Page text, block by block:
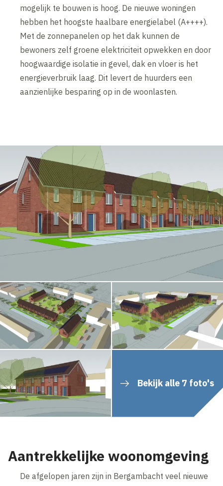
mogelijk te bouwen is hoog. De nieuwe woningen
hebben het hoogste haalbare energielabel (A++++).
Met de zonnepanelen op het dak kunnen de
bewoners zelf groene elektriciteit opwekken en door
hoogwaardige isolatie in gevel, dak en vloer is het
energieverbruik laag. Dit levert de huurders een
aanzienlijke besparing op in de woonlasten.
Bekijk alle 7 foto's
Aantrekkelijke woonomgeving
De afgelopen jaren zijn in Bergambacht veel nieuwe